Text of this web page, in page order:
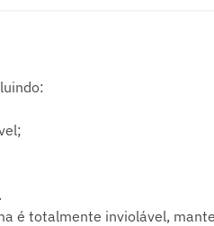
é totalmente inviolável,